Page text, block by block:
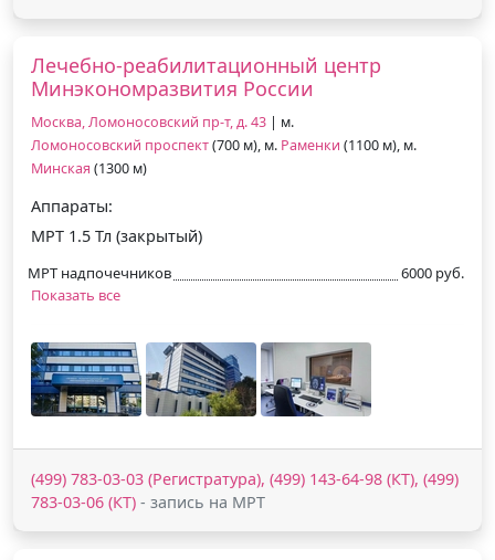
Лечебно-реабилитационный центр
Минэкономразвития России
Москва, Ломоносовский пр-т, д. 43 | м.
Ломоносовский проспект(700 м), м. Раменки (1100 м), м.
Минская (1300 м)
Аппараты:
МРТ 1.5 Тл (закрытый)
МРТ надпочечников
6000 руб.
Показать все
(499) 783-03-03 (Регистратура), (499) 143-64-98 (КТ), (499)
783-03-06 (КТ) - запись на МРТ